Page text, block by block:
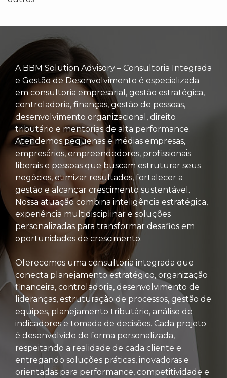
A BBM Solution Advisory – Consultoria Integrada
e Gestão de Desenvolvimento é especializada
em consultoria empresarial, gestão estratégica,
controladoria, finanças, gestão de pessoas,
desenvolvimento organizacional, direito
tributário e mentorias de alta performance.
Atendemos pequenas e médias empresas,
empresários, empreendedores, profissionais
liberais e pessoas que buscam estruturar seus
negócios, otimizar resultados, fortalecer a
gestão e alcançar crescimento sustentável.
Nossa atuação combina inteligência estratégica,
experiência multidisciplinar e soluções
personalizadas para transformar desafios em
oportunidades de crescimento.
Oferecemos uma consultoria integrada que
conecta planejamento estratégico, organização
financeira, controladoria, desenvolvimento de
lideranças, estruturação de processos, gestão de
equipes, planejamento tributário, análise de
indicadores e tomada de decisões. Cada projeto
é desenvolvido de forma personalizada,
respeitando a realidade de cada cliente e
entregando soluções práticas, inovadoras e
orientadas para performance, competitividade e